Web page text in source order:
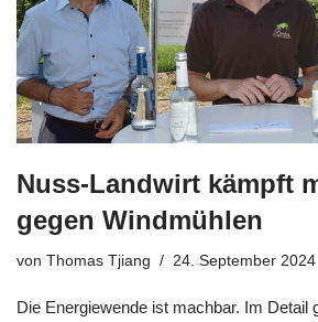
Nuss-Landwirt kämpft
gegen Windmühlen
von Thomas Tjiang 24. September 2024
Die Energiewende ist machbar. Im Detail